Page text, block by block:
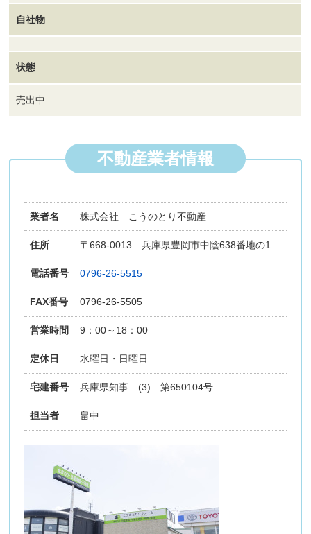
自社物
状態
売出中
不動産業者情報
業者名 株式会社 こうのとり不動産
住所 〒668-0013 兵庫県豊岡市中陰638番地の1
電話番号 0796-26-5515
FAX番号 0796-26-5505
営業時間 9：00～18：00
定休日 水曜日・日曜日
宅建番号 兵庫県知事 (3) 第650104号
担当者 畠中